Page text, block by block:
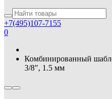
+7(495)107-7155
0
Комбинированный
3/8", 1.5 мм